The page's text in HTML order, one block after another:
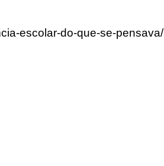
escolar-do-que-se-pensava/